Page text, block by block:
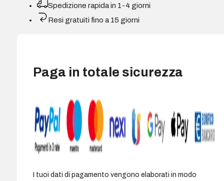
Spedizione rapida in 1-4 giorni
Resi gratuiti fino a 15 giorni
Paga in totale sicurezza
I tuoi dati di pagamento vengono elaborati in modo